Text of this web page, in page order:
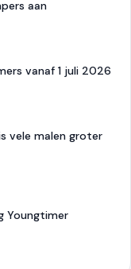
aan
vanaf 1 juli 2026
vele malen groter
Youngtimer